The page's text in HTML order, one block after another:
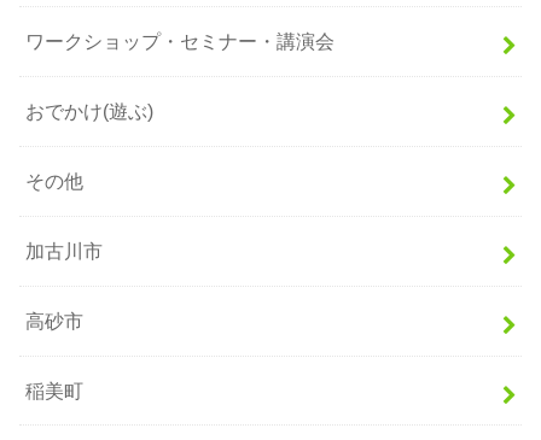
ワークショップ・セミナー・講演会
おでかけ(遊ぶ)
その他
加古川市
高砂市
稲美町